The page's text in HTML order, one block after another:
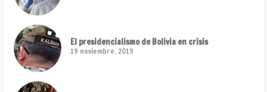
El presidencialismo de Bolivia en crisis
19 noviembre, 2019